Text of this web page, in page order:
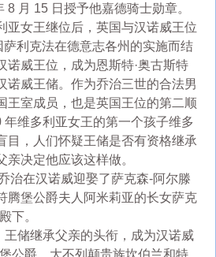
8 月 15 日授予他嘉德骑士勋章。
亚女王继位后，英国与汉诺威王位
利克法在德意志各州的实施而结
诺威王位，成为恩斯特·奥古斯特
诺威王储。作为乔治三世的合法男
王室成员，也是英国王位的第二顺
维多利亚女王的第一个孩子维多
目，人们怀疑王储是否有资格继承
决定他应该这样做。
治在汉诺威迎娶了萨克森-阿尔滕
腾堡公爵夫人阿米莉亚的长女萨克
下。
王储继承父亲的头衔，成为汉诺威
公爵、大不列颠贵族坎伯兰和特